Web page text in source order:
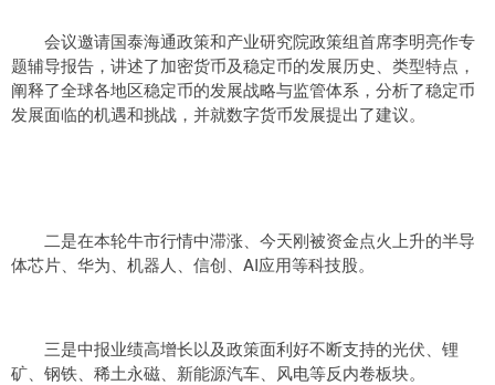
会议邀请国泰海通政策和产业研究院政策组首席李明亮作专
题辅导报告，讲述了加密货币及稳定币的发展历史、类型特点，
阐释了全球各地区稳定币的发展战略与监管体系，分析了稳定币
发展面临的机遇和挑战，并就数字货币发展提出了建议。
二是在本轮牛市行情中滞涨、今天刚被资金点火上升的半导
体芯片、华为、机器人、信创、AI应用等科技股。
三是中报业绩高增长以及政策面利好不断支持的光伏、锂
矿、钢铁、稀土永磁、新能源汽车、风电等反内卷板块。